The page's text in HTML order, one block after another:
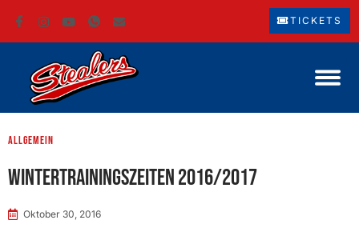
TICKETS
Allgemein
Wintertrainingszeiten 2016/2017
Oktober 30, 2016